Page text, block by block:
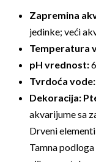
Zapremina
jedinke; veći
Temperatura
pH vrednost:
Tvrdoća vode:
Dekoracija:
akvarijume sa
Drveni
Tamna